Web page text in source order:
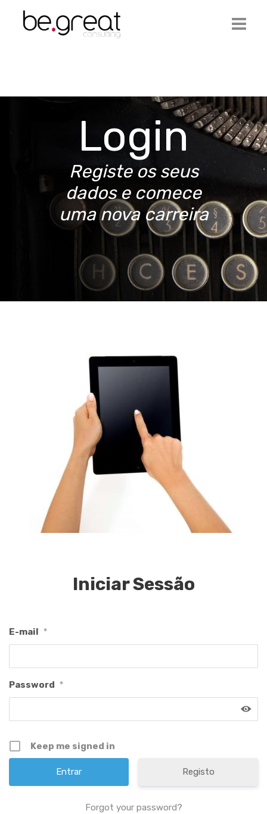
Ofertas de Emprego
Contactos
Login
Registe os seus
dados e comece
uma nova carreira
Iniciar Sessão
E-mail *
Password *
Keep me signed in
Registo
Forgot your password?